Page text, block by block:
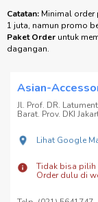
Catatan: Minimal order
1 juta, namun promo
Paket Order untuk
dagangan.
Asian-
Jl. Prof. DR.
Barat. Prov. DKI
Lihat Google
Tidak bisa
Order dulu di